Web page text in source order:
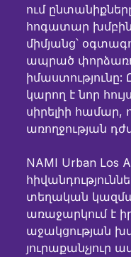
ում
հոգատար խմբին,
միմյանց՝
ապրած
կարող է նոր
սիրելիի համար,
առողջության
NAMI Urban Los
տեղական
առաջարկում է
աջակցության
յուրաքանչյուր